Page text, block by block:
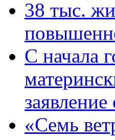
38 тыс.
С начала
«Семь